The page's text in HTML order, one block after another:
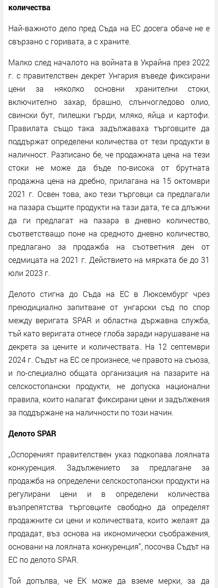
количества
Най-важното дело пред Съда на ЕС досега обаче не е
свързано с горивата, а с храните.
Малко след началото на войната в Украйна през 2022
г. с правителствен декрет Унгария въведе фиксирани
цени за няколко основни хранителни стоки,
включително захар, брашно, слънчогледово олио,
свински бут, пилешки гърди, мляко, яйца и картофи.
Правилата също така задължаваха търговците да
поддържат определени количества от тези продукти в
наличност. Разписано бе, че продажната цена на тези
стоки не може да бъде по-висока от брутната
продажна цена на дребно, прилагана на 15 октомври
2021 г. Освен това, ако тези търговци са предлагали
на пазара същите продукти на тази дата, те са длъжни
да ги предлагат на пазара в дневно количество,
съответстващо поне на средното дневно количество,
предлагано за продажба на съответния ден от
седмицата на 2021 г. Действието на мярката бе до 31
юли 2023 г.
Делото стигна до Съда на ЕС в Люксембург чрез
преюдициално запитване от унгарски съд по спор
между веригата SPAR и областна държавна служба,
тъй като веригата отнесе глоба заради нарушаване на
декрета за цените и количествата. На 12 септември
2024 г. Съдът на ЕС се произнесе, че правото на съюза,
и по-специално общата организация на пазарите на
селскостопански продукти, не допуска национални
правила, които налагат фиксирани цени и задължения
за поддържане на наличности по този начин.
Делото SPAR
„Оспореният правителствен указ подкопава лоялната
конкуренция. Задължението за предлагане за
продажба на определени селскостопански продукти на
регулирани цени и в определени количества
възпрепятства търговците свободно да определят
продажните си цени и количествата, които желаят да
продадат, въз основа на икономически съображения,
основани на лоялната конкуренция“, посочва Съдът на
ЕС по делото SPAR.
Той допълва, че ЕК може да вземе мерки, за да